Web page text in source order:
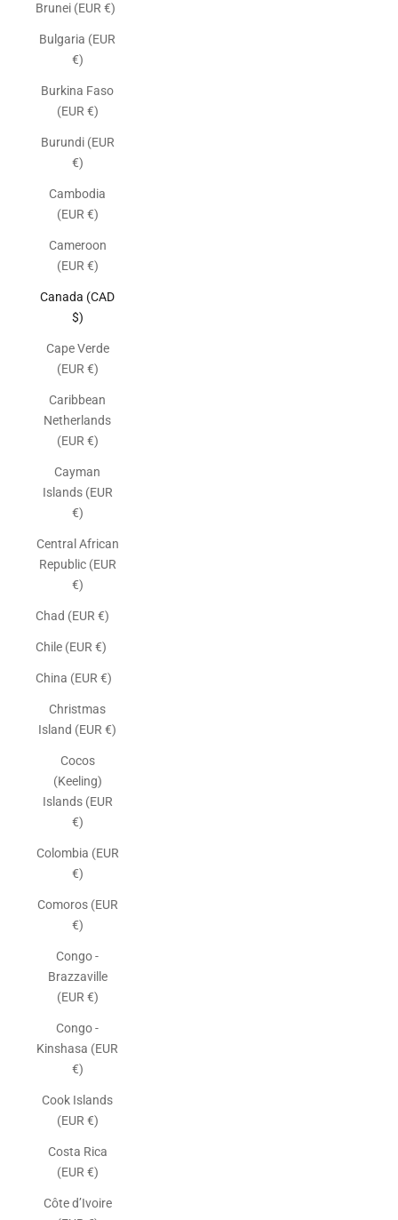
Brunei (EUR €)
Bulgaria (EUR
€)
Burkina Faso
(EUR €)
Burundi (EUR
€)
Cambodia
(EUR €)
Cameroon
(EUR €)
Canada (CAD
$)
Cape Verde
(EUR €)
Caribbean
Netherlands
(EUR €)
Cayman
Islands (EUR
€)
Central African
Republic (EUR
€)
Chad (EUR €)
Chile (EUR €)
China (EUR €)
Christmas
Island (EUR €)
Cocos
(Keeling)
Islands (EUR
€)
Colombia (EUR
€)
Comoros (EUR
€)
Congo -
Brazzaville
(EUR €)
Congo -
Kinshasa (EUR
€)
Cook Islands
(EUR €)
Costa Rica
(EUR €)
Côte d’Ivoire